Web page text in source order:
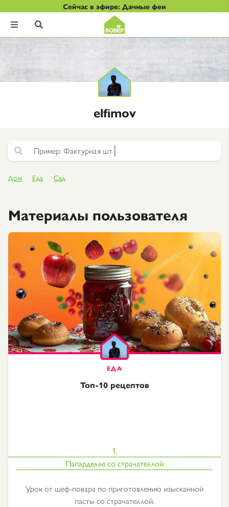
Сейчас в эфире: Дачные феи
 
elfimov
Фактурная шт
Дом Еда Сад
Материалы пользователя
Топ-10 рецептов
1.
Папарделле со страчателлой
Урок от шеф-повара по приготовлению изысканной
пасты со страчателлой.